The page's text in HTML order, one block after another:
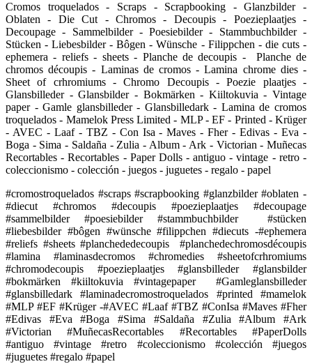
Cromos troquelados - Scraps - Scrapbooking - Glanzbilder -
Oblaten - Die Cut - Chromos - Decoupis - Poezieplaatjes -
Decoupage - Sammelbilder - Poesiebilder - Stammbuchbilder -
Stücken - Liebesbilder - Bôgen - Wünsche - Filippchen - die cuts -
ephemera - reliefs - sheets - Planche de decoupis - Planche de
chromos découpis - Laminas de cromos - Lamina chrome dies -
Sheet of crhromiums - Chromo Decoupis - Poezie plaatjes -
Glansbilleder - Glansbilder - Bokmärken - Kiiltokuvia - Vintage
paper - Gamle glansbilleder - Glansbilledark - Lamina de cromos
troquelados - Mamelok Press Limited - MLP - EF - Printed - Krüger
- AVEC - Laaf - TBZ - Con Isa - Maves - Fher - Edivas - Eva -
Boga - Sima - Saldaña - Zulia - Album - Ark - Victorian - Muñecas
Recortables - Recortables - Paper Dolls - antiguo - vintage - retro -
coleccionismo - colección - juegos - juguetes - regalo - papel
#cromostroquelados #scraps #scrapbooking #glanzbilder #oblaten -
#diecut #chromos #decoupis #poezieplaatjes #decoupage
#sammelbilder #poesiebilder #stammbuchbilder #stücken
#liebesbilder #bôgen #wünsche #filippchen #diecuts -#ephemera
#reliefs #sheets #planchededecoupis #planchedechromosdécoupis
#lamina #laminasdecromos #chromedies #sheetofcrhromiums
#chromodecoupis #poezieplaatjes #glansbilleder #glansbilder
#bokmärken #kiiltokuvia #vintagepaper #Gamleglansbilleder
#glansbilledark #laminadecromostroquelados #printed #mamelok
#MLP #EF #Krüger -#AVEC #Laaf #TBZ #ConIsa #Maves #Fher
#Edivas #Eva #Boga #Sima #Saldaña #Zulia #Album #Ark
#Victorian #MuñecasRecortables #Recortables #PaperDolls
#antiguo #vintage #retro #coleccionismo #colección #juegos
#juguetes #regalo #papel